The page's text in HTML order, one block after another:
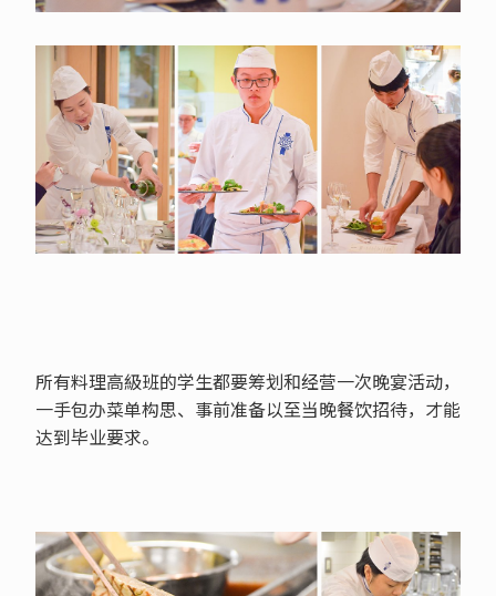
所有料理高級班的学生都要筹划和经营一次晚宴活动，
一手包办菜单构思、事前准备以至当晚餐饮招待，才能
达到毕业要求。